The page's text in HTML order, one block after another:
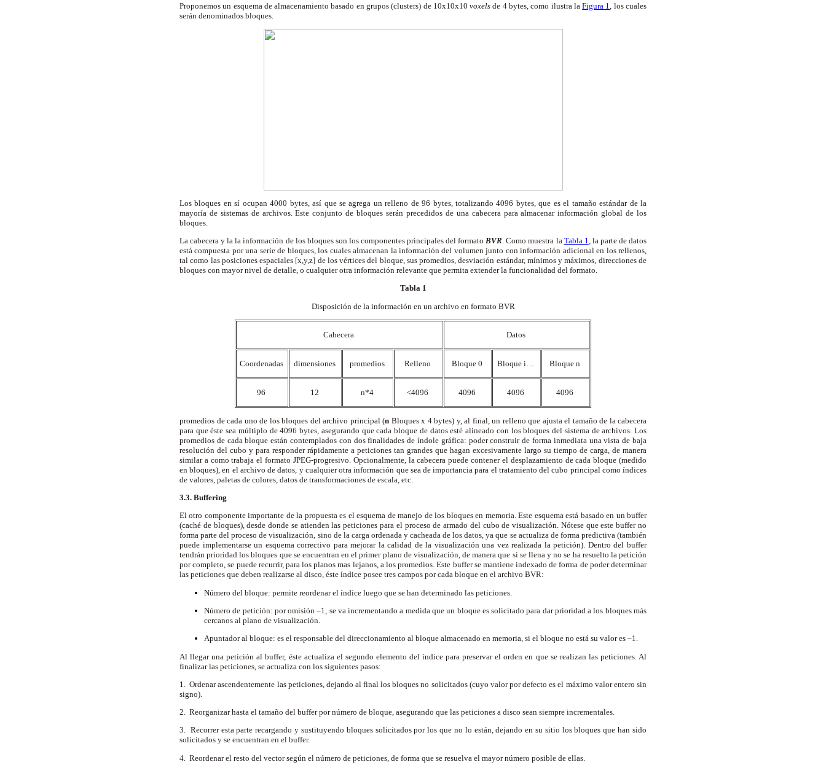
Proponemos un esquema de almacenamiento basado en grupos (clusters) de 10x10x10voxels de 4 bytes, como ilustra laFigura 1
, los cuales
serán denominados bloques.
Los bloques en sí ocupan 4000 bytes, así que se agrega un relleno de 96 bytes, totalizando 4096 bytes, que es el tamaño estándar de la
mayoría de sistemas de archivos. Este conjunto de bloques serán precedidos de una cabecera para almacenar información global de los
bloques.
La cabecera y la la información de los bloques son los componentes principales del formatoBVR. Como muestra la Tabla 1, la parte de datos
está compuesta por una serie de bloques, los cuales almacenan la información del volumen junto con información adicional en los rellenos,
tal como las posiciones espaciales [x,y,z] de los vértices del bloque, sus promedios, desviación estándar, mínimos y máximos, direcciones de
bloques con mayor nivel de detalle, o cualquier otra información relevante que permita extender la funcionalidad del formato.
Tabla 1
Disposición de la información en un archivo en formato BVR
Cabecera Datos
Coordenadas dimensiones promedios Relleno Bloque 0 Bloque i… Bloque n
96 12 n*4 <4096 4096 4096 4096
promedios de cada uno de los bloques del archivo principal (n Bloques x 4 bytes) y, al final, un relleno que ajusta el tamaño de la cabecera
para que éste sea múltiplo de 4096 bytes, asegurando que cada bloque de datos esté alineado con los bloques del sistema de archivos. Los
promedios de cada bloque están contemplados con dos finalidades de índole gráfica: poder construir de forma inmediata una vista de baja
resolución del cubo y para responder rápidamente a peticiones tan grandes que hagan excesivamente largo su tiempo de carga, de manera
similar a como trabaja el formato JPEG-progresivo. Opcionalmente, la cabecera puede contener el desplazamiento de cada bloque (medido
en bloques), en el archivo de datos, y cualquier otra información que sea de importancia para el tratamiento del cubo principal como índices
de valores, paletas de colores, datos de transformaciones de escala, etc.
3.3. Buffering
El otro componente importante de la propuesta es el esquema de manejo de los bloques en memoria. Este esquema está basado en un buffer
(caché de bloques), desde donde se atienden las peticiones para el proceso de armado del cubo de visualización. Nótese que este buffer no
forma parte del proceso de visualización, sino de la carga ordenada y cacheada de los datos, ya que se actualiza de forma predictiva (también
puede implementarse un esquema correctivo para mejorar la calidad de la visualización una vez realizada la petición). Dentro del buffer
tendrán prioridad los bloques que se encuentran en el primer plano de visualización, de manera que si se llena y no se ha resuelto la petición
por completo, se puede recurrir, para los planos mas lejanos, a los promedios. Este buffer se mantiene indexado de forma de poder determinar
las peticiones que deben realizarse al disco, éste índice posee tres campos por cada bloque en el archivo BVR:
Número del bloque: permite reordenar el índice luego que se han determinado las peticiones.
Número de petición: por omisión –1, se va incrementando a medida que un bloque es solicitado para dar prioridad a los bloques más
cercanos al plano de visualización.
Apuntador al bloque: es el responsable del direccionamiento al bloque almacenado en memoria, si el bloque no está su valor es –1.
Al llegar una petición al buffer, éste actualiza el segundo elemento del índice para preservar el orden en que se realizan las peticiones. Al
finalizar las peticiones, se actualiza con los siguientes pasos:
1. Ordenar ascendentemente las peticiones, dejando al final los bloques no solicitados (cuyo valor por defecto es el máximo valor entero sin
signo).
2. Reorganizar hasta el tamaño del buffer por número de bloque, asegurando que las peticiones a disco sean siempre incrementales.
3. Recorrer esta parte recargando y sustituyendo bloques solicitados por los que no lo están, dejando en su sitio los bloques que han sido
solicitados y se encuentran en el buffer.
4. Reordenar el resto del vector según el número de peticiones, de forma que se resuelva el mayor número posible de ellas.